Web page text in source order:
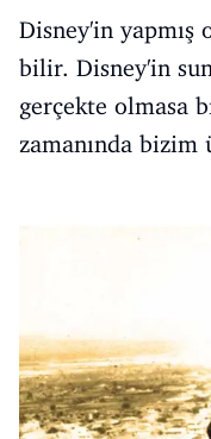
Disney'in yapmış
bilir. Disney'in
gerçekte olmasa
zamanında bizim